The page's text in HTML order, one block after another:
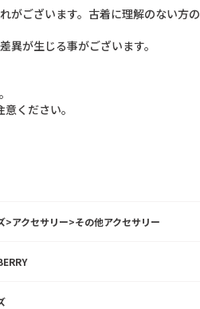
れがございます。 古着に理解のない方の
差異が生じる事がございます。
。
意く ださい。
>アクセサリー>その他アクセサリー